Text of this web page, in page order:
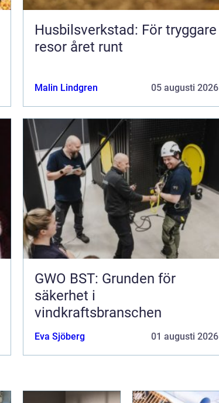
Husbilsverkstad: För tryggare
resor året runt
Malin Lindgren 05 augusti 2026
GWO BST: Grunden för
säkerhet i
vindkraftsbranschen
Eva Sjöberg 01 augusti 2026